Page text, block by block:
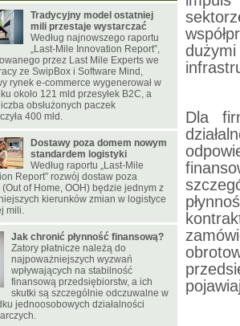
Dla
Tradycyjny model ostatniej
mili przestaje wystarczać
Według najnowszego raportu
„Last-Mile Innovation Report”,
przez Last Mile Experts we
ze SwipBox i Software Mind,
rynek e-commerce wygenerował w
około 121 mld przesyłek B2C, a
obsłużonych paczek
400 mld.
Dostawy poza domem nowym
standardem logistyki
Według raportu „Last-Mile
Report” rozwój dostaw poza
of Home, OOH) będzie jednym z
kierunków zmian w logistyce
mili.
Jak chronić płynność finansową?
Zatory płatnicze należą do
najpoważniejszych wyzwań
wpływających na stabilność
finansową przedsiębiorstw, a ich
skutki są szczególnie odczuwalne w
jednoosobowych działalności